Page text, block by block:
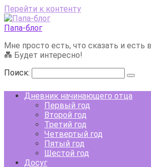
Перейти к контенту
Папа-блог
Мне просто есть, что сказать и есть
💑 Будет интересно!
Поиск:
Дневник начинающего отца
Первый год
Второй год
Третий год
Четвертый год
Пятый год
Шестой год
Досуг